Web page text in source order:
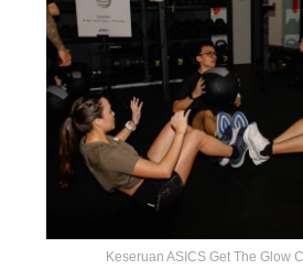
Keseruan ASICS Get The Glow